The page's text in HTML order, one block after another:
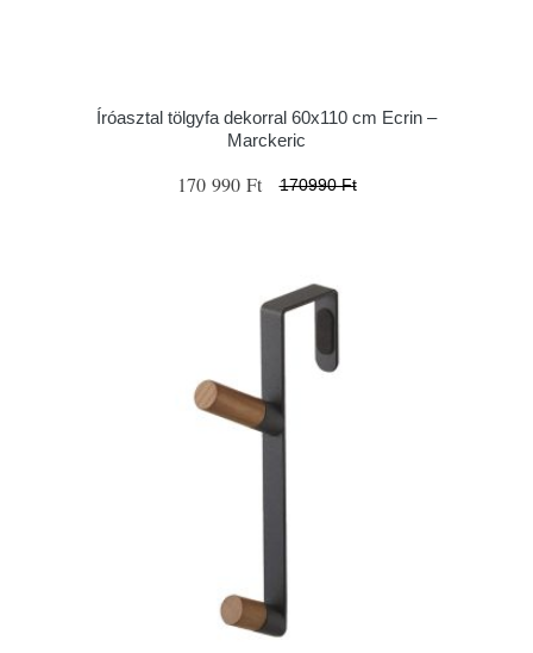
Íróasztal tölgyfa dekorral 60x110 cm Ecrin –
Marckeric
170 990 Ft 170990 Ft